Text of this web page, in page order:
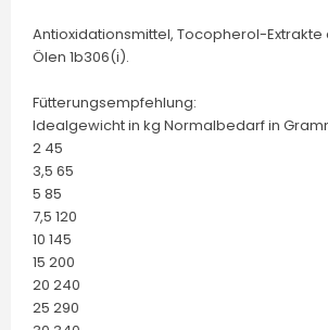
Antioxidationsmittel, Tocopherol-Extrakte
Ölen 1b306(i).
Fütterungsempfehlung:
Idealgewicht in kg Normalbedarf in
2 45
3,5 65
5 85
7,5 120
10 145
15 200
20 240
25 290